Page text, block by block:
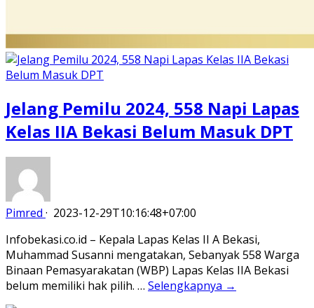
Jelang Pemilu 2024, 558 Napi Lapas
Kelas IIA Bekasi Belum Masuk DPT
Pimred · 2023-12-29T10:16:48+07:00
Infobekasi.co.id – Kepala Lapas Kelas II A Bekasi,
Muhammad Susanni mengatakan, Sebanyak 558 Warga
Binaan Pemasyarakatan (WBP) Lapas Kelas IIA Bekasi
belum memiliki hak pilih. … Selengkapnya →